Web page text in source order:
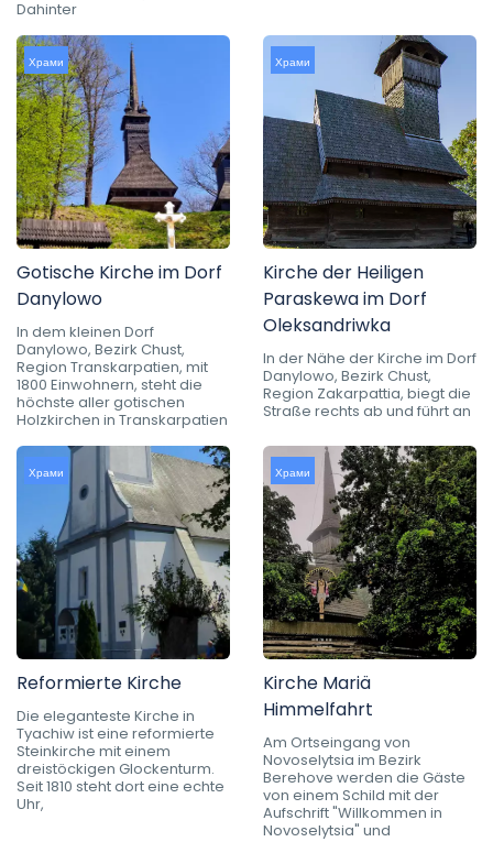
Dahinter
Храми
Gotische Kirche im Dorf
Danylowo
In dem kleinen Dorf
Danylowo, Bezirk Chust,
Region Transkarpatien, mit
1800 Einwohnern, steht die
höchste aller gotischen
Holzkirchen in Transkarpatien
Храми
Kirche der Heiligen
Paraskewa im Dorf
Oleksandriwka
In der Nähe der Kirche im Dorf
Danylowo, Bezirk Chust,
Region Zakarpattia, biegt die
Straße rechts ab und führt an
Храми
Reformierte Kirche
Die eleganteste Kirche in
Tyachiw ist eine reformierte
Steinkirche mit einem
dreistöckigen Glockenturm.
Seit 1810 steht dort eine echte
Uhr,
Храми
Kirche Mariä
Himmelfahrt
Am Ortseingang von
Novoselytsia im Bezirk
Berehove werden die Gäste
von einem Schild mit der
Aufschrift "Willkommen in
Novoselytsia" und